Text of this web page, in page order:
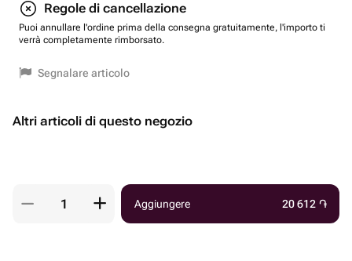
Regole di cancellazione
Puoi annullare l'ordine prima della consegna gratuitamente, l'importo ti
verrà completamente rimborsato.
Segnalare articolo
Altri articoli di questo negozio
Aggiungere 20 612 ֏